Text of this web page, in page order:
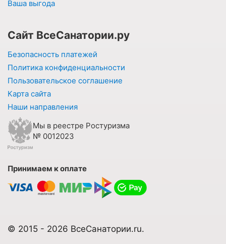
Ваша выгода
Сайт ВсеСанатории.ру
Безопасность платежей
Политика конфиденциальности
Пользовательское соглашение
Карта сайта
Наши направления
Мы в реестре Ростуризма
№ 0012023
Принимаем к оплате
© 2015 - 2026 ВсеСанатории.ru.